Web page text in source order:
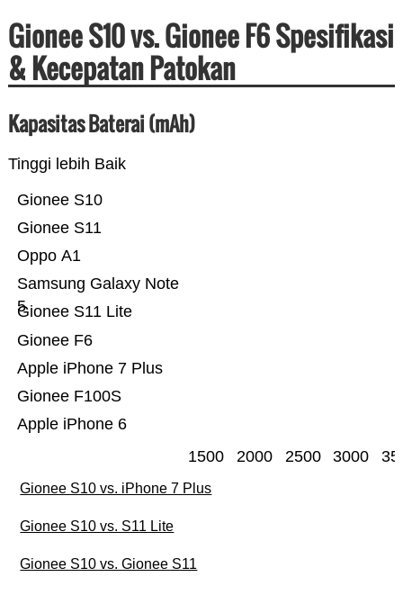
Gionee S10 vs. Gionee F6 Spesifikasi
& Kecepatan Patokan
Kapasitas Baterai (mAh)
Tinggi lebih Baik
Apple iPhone 6
Gionee F100S
Apple iPhone 7 Plus
Gionee F6
Gionee S11 Lite
Samsung Galaxy Note
5
Oppo A1
Gionee S11
Gionee S10
1500 2000 2500 3000
Gionee S10 vs. iPhone 7 Plus
Gionee S10 vs. S11 Lite
Gionee S10 vs. Gionee S11